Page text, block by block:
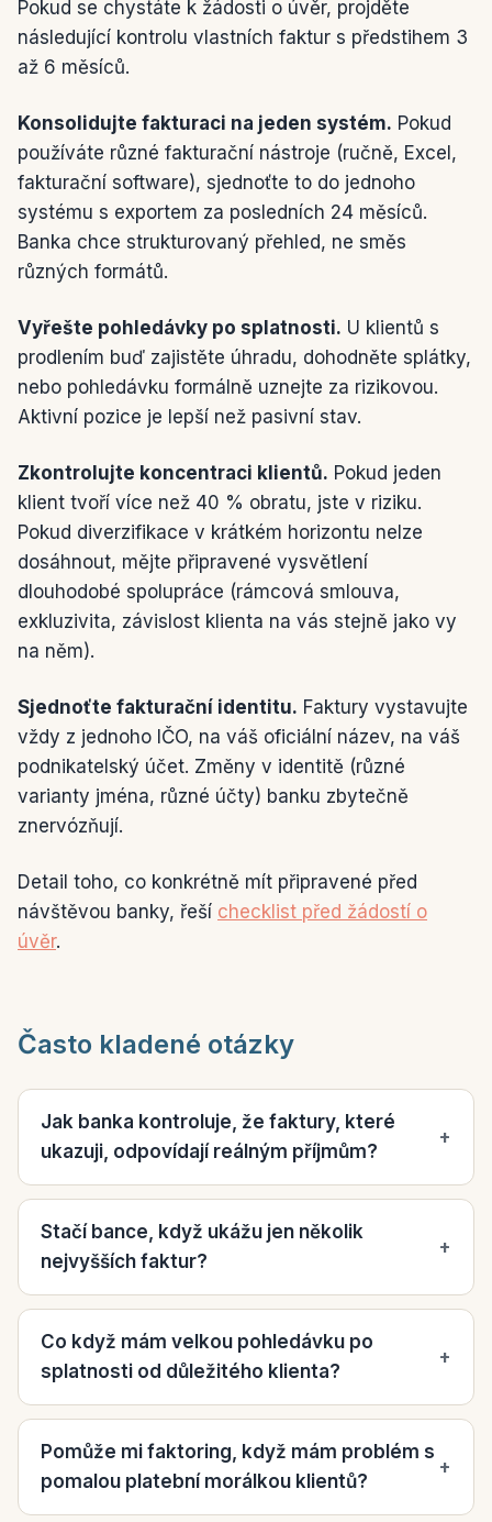
Pokud se chystáte k žádosti o úvěr, projděte
následující kontrolu vlastních faktur s předstihem 3
až 6 měsíců.
Konsolidujte fakturaci na jeden systém. Pokud
používáte různé fakturační nástroje (ručně, Excel,
fakturační software), sjednoťte to do jednoho
systému s exportem za posledních 24 měsíců.
Banka chce strukturovaný přehled, ne směs
různých formátů.
Vyřešte pohledávky po splatnosti. U klientů s
prodlením buď zajistěte úhradu, dohodněte splátky,
nebo pohledávku formálně uznejte za rizikovou.
Aktivní pozice je lepší než pasivní stav.
Zkontrolujte koncentraci klientů. Pokud jeden
klient tvoří více než 40 % obratu, jste v riziku.
Pokud diverzifikace v krátkém horizontu nelze
dosáhnout, mějte připravené vysvětlení
dlouhodobé spolupráce (rámcová smlouva,
exkluzivita, závislost klienta na vás stejně jako vy
na něm).
Sjednoťte fakturační identitu. Faktury vystavujte
vždy z jednoho IČO, na váš oficiální název, na váš
podnikatelský účet. Změny v identitě (různé
varianty jména, různé účty) banku zbytečně
znervózňují.
Detail toho, co konkrétně mít připravené před
návštěvou banky, řeší checklist před žádostí o
úvěr.
Často kladené otázky
Jak banka kontroluje, že faktury, které
ukazuji, odpovídají reálným příjmům?
+
Stačí bance, když ukážu jen několik
nejvyšších faktur?
+
Co když mám velkou pohledávku po
splatnosti od důležitého klienta?
+
Pomůže mi faktoring, když mám problém s
pomalou platební morálkou klientů?
+